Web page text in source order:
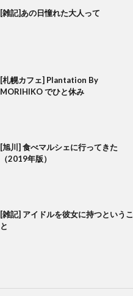
[雑記]あの日憧れた大人って
[札幌カフェ] Plantation By
MORIHIKO でひと休み
[旭川] 食べマルシェに行ってきた
（2019年版）
[雑記] アイドルを彼女に持つというこ
と